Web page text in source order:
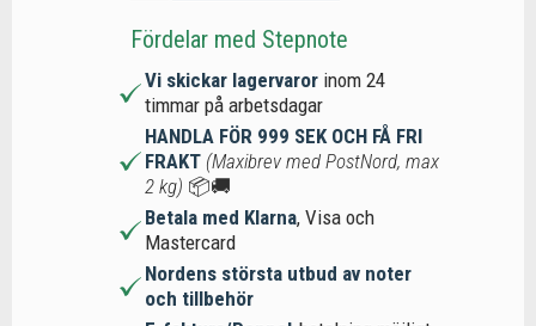
Fördelar med Stepnote
Vi skickar lagervaror inom 24
timmar på arbetsdagar
HANDLA FÖR 999 SEK OCH FÅ FRI
FRAKT (Maxibrev med PostNord, max
2 kg) 📦🚚
Betala med Klarna, Visa och
Mastercard
Nordens största utbud av noter
och tillbehör